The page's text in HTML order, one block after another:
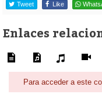
Tweet Like
Enlaces
Para acceder a este